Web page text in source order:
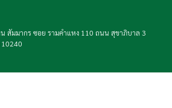
สัมมากร ซอย รามคำแหง 110 ถนน สุขาภิบาล 3
10240